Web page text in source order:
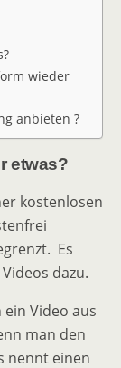
wieder
anbieten ?
etwas?
kostenlosen
Es
dazu.
Video aus
man den
nennt einen